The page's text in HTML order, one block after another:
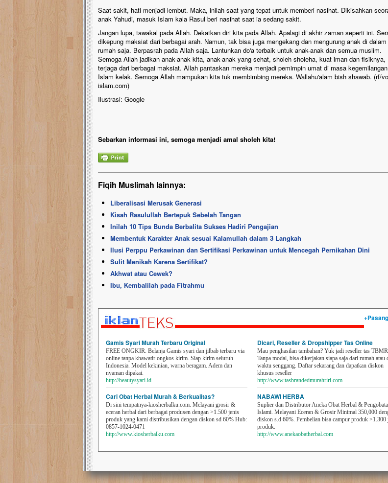
Saat sakit, hati menjadi lembut. Maka, inilah saat yang tepat untuk memberi nasihat. Dikisahkan
anak Yahudi, masuk Islam kala Rasul beri nasihat saat ia sedang sakit.
Jangan lupa, tawakal pada Allah. Dekatkan diri kita pada Allah. Apalagi di akhir zaman seperti ini.
dikepung maksiat dari berbagai arah. Namun, tak bisa juga mengekang dan mengurung anak di dalam
rumah saja. Berpasrah pada Allah saja. Lantunkan do'a terbaik untuk anak-anak dan semua muslim.
Semoga Allah jadikan anak-anak kita, anak-anak yang sehat, sholeh sholeha, kuat iman dan fisiknya,
terjaga dari berbagai maksiat. Allah pantaskan mereka menjadi pemimpin umat di masa kegemilangan
Islam kelak. Semoga Allah mampukan kita tuk membimbing mereka. Wallahu'alam bish shawab. (rf/
islam.com)
Ilustrasi: Google
Sebarkan informasi ini, semoga menjadi amal sholeh kita!
Fiqih Muslimah lainnya:
Liberalisasi Merusak Generasi
Kisah Rasulullah Bertepuk Sebelah Tangan
Inilah 10 Tips Bunda Berbalita Sukses Hadiri Pengajian
Membentuk Karakter Anak sesuai Kalamullah dalam 3 Langkah
Ilusi Perppu Perkawinan dan Sertifikasi Perkawinan untuk Mencegah Pernikahan Dini
Sulit Menikah Karena Sertifikat?
Akhwat atau Cewek?
Ibu, Kembalilah pada Fitrahmu
Gamis Syari Murah Terbaru Original
FREE ONGKIR. Belanja Gamis syari dan jilbab terbaru via
online tanpa khawatir ongkos kirim. Siap kirim seluruh
Indonesia. Model kekinian, warna beragam. Adem dan
nyaman dipakai.
http://beautysyari.id
Cari Obat Herbal Murah & Berkualitas?
Di sini tempatnya-kiosherbalku.com. Melayani grosir &
eceran herbal dari berbagai produsen dengan >1.500 jenis
produk yang kami distribusikan dengan diskon sd 60% Hub:
0857-1024-0471
http://www.kiosherbalku.com
Dicari, Reseller & Dropshipper Tas Online
Mau penghasilan tambahan? Yuk jadi reseller tas
Tanpa modal, bisa dikerjakan siapa saja dari rumah atau
waktu senggang. Daftar sekarang dan dapatkan diskon
khusus reseller
http://www.tasbrandedmurahriri.com
NABAWI HERBA
Suplier dan Distributor Aneka Obat Herbal &
Islami. Melayani Eceran & Grosir Minimal 350,000
diskon s.d 60%. Pembelian bisa campur produk >1.300
produk.
http://www.anekaobatherbal.com